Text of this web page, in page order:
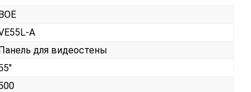
A
для видеостены